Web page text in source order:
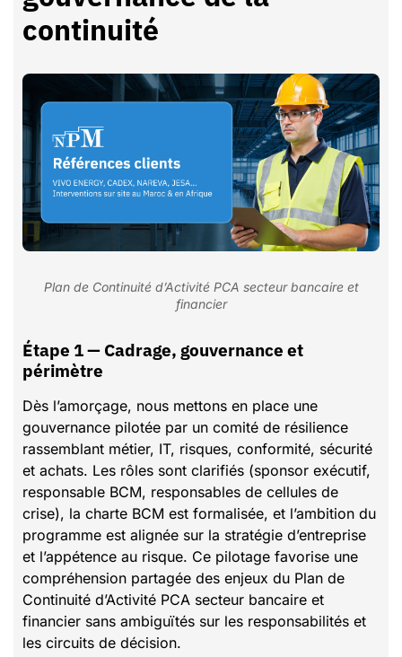
continuité
Plan de Continuité d’Activité PCA secteur bancaire et
financier
Étape 1 — Cadrage, gouvernance et
périmètre
Dès l’amorçage, nous mettons en place une
gouvernance pilotée par un comité de résilience
rassemblant métier, IT, risques, conformité, sécurité
et achats. Les rôles sont clarifiés (sponsor exécutif,
responsable BCM, responsables de cellules de
crise), la charte BCM est formalisée, et l’ambition du
programme est alignée sur la stratégie d’entreprise
et l’appétence au risque. Ce pilotage favorise une
compréhension partagée des enjeux du Plan de
Continuité d’Activité PCA secteur bancaire et
financier sans ambiguïtés sur les responsabilités et
les circuits de décision.